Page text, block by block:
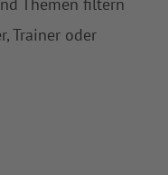
Trainer oder